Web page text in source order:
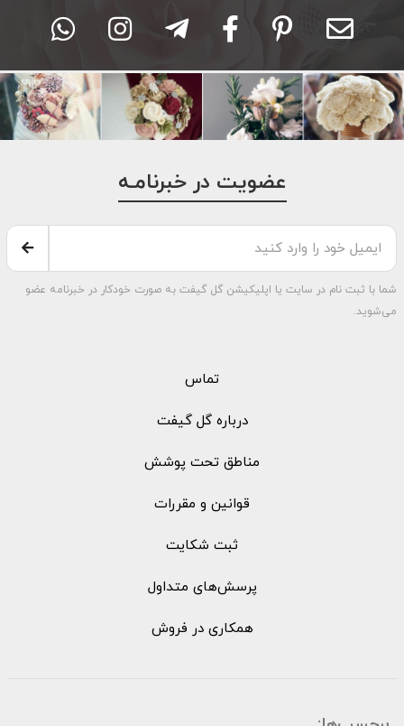
عضویت در خبرنامـه
شما با ثبت نام در سایت یا اپلیکیشن گل گیفت به صورت خودکار در خبرنامه عضو
می‌شوید.
تماس
درباره گل گیفت
مناطق تحت پوشش
قوانین و مقررات
ثبت شکایت
پرسش‌های متداول
همکاری در فروش